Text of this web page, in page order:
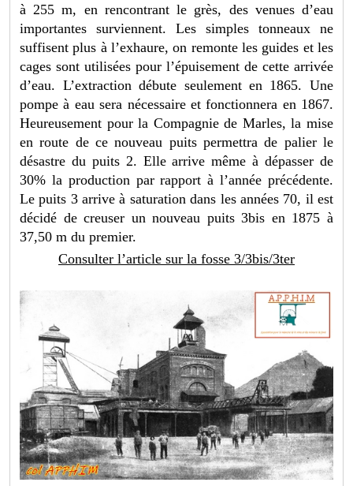
à 255 m, en rencontrant le grès, des venues d’eau
importantes surviennent. Les simples tonneaux ne
suffisent plus à l’exhaure, on remonte les guides et les
cages sont utilisées pour l’épuisement de cette arrivée
d’eau. L’extraction débute seulement en 1865. Une
pompe à eau sera nécessaire et fonctionnera en 1867.
Heureusement pour la Compagnie de Marles, la mise
en route de ce nouveau puits permettra de palier le
désastre du puits 2. Elle arrive même à dépasser de
30% la production par rapport à l’année précédente.
Le puits 3 arrive à saturation dans les années 70, il est
décidé de creuser un nouveau puits 3bis en 1875 à
37,50 m du premier.
Consulter l’article sur la fosse 3/3bis/3ter